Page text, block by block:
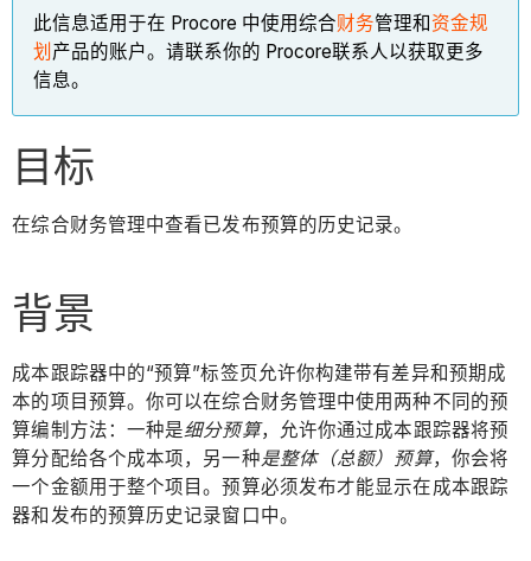
此信息适用于在 Procore 中使用综合财务管理和资金规
划 产品的账户。请联系你的 Procore联系人以获取更多
信息。
目标
在综合财务管理中查看已发布预算的历史记录。
背景
成本跟踪器中的“预算”标签页允许你构建带有差异和预期成
本的项目预算。你可以在综合财务管理中使用两种不同的预
算编制方法：一种是细分预算，允许你通过成本跟踪器将预
算分配给各个成本项，另一种是整体（总额）预算，你会将
一个金额用于整个项目。预算必须发布才能显示在成本跟踪
器和发布的预算历史记录窗口中。